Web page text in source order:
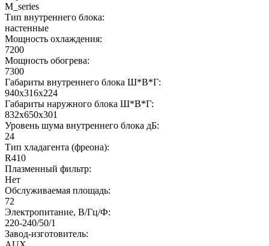
M_series
Тип внутреннего блока:
настенные
Мощность охлаждения:
7200
Мощность обогрева:
7300
Габариты внутреннего блока Ш*В*Г:
940x316x224
Габариты наружного блока Ш*В*Г:
832х650х301
Уровень шума внутреннего блока дБ:
24
Тип хладагента (фреона):
R410
Плазменный фильтр:
Нет
Обслуживаемая площадь:
72
Электропитание, В/Гц/Ф:
220-240/50/1
Завод-изготовитель: